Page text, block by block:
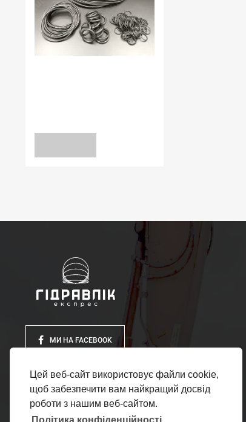
Цей веб-сайт використовує файли cookie,
щоб забезпечити вам найкращий досвід
роботи з нашим веб-сайтом.
МИ НА FACEBOOK